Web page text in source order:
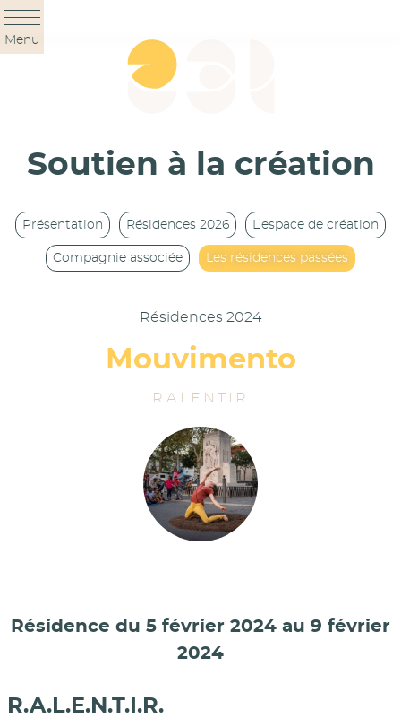
Panneau de gestion des cookies
Menu
Soutien à la création
Présentation Résidences 2026 L’espace de création
Compagnie associée Les résidences passées
Résidences 2024
Mouvimento
R.A.L.E.N.T.I.R.
Résidence du 5 février 2024 au 9 février
2024
R.A.L.E.N.T.I.R.